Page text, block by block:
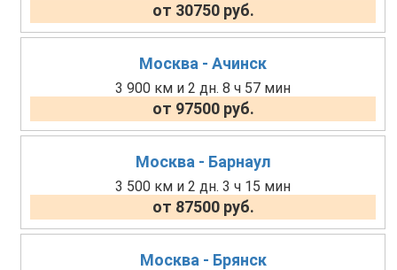
от 30750 руб.
Москва - Ачинск
3 900 км и 2 дн. 8 ч 57 мин
от 97500 руб.
Москва - Барнаул
3 500 км и 2 дн. 3 ч 15 мин
от 87500 руб.
Москва - Брянск